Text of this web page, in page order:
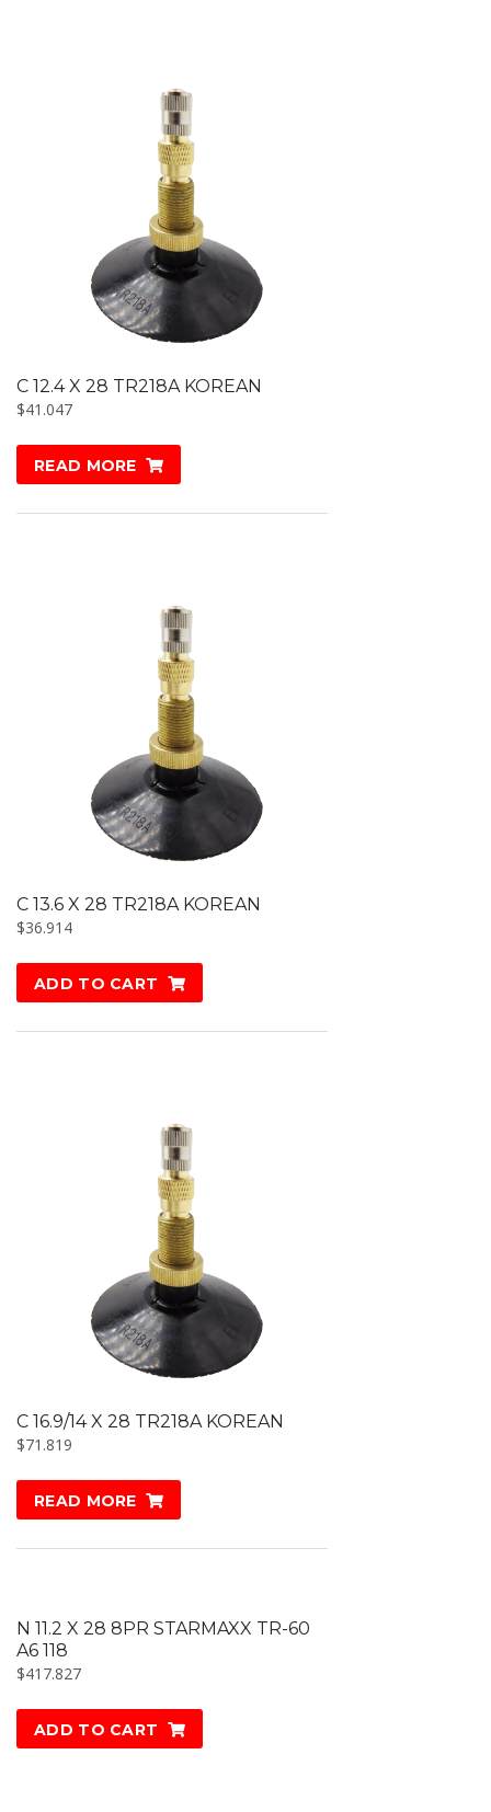
C 12.4 X 28 TR218A KOREAN
$41.047
READ MORE
C 13.6 X 28 TR218A KOREAN
$36.914
ADD TO CART
C 16.9/14 X 28 TR218A KOREAN
$71.819
READ MORE
N 11.2 X 28 8PR STARMAXX TR-60
A6 118
$417.827
ADD TO CART